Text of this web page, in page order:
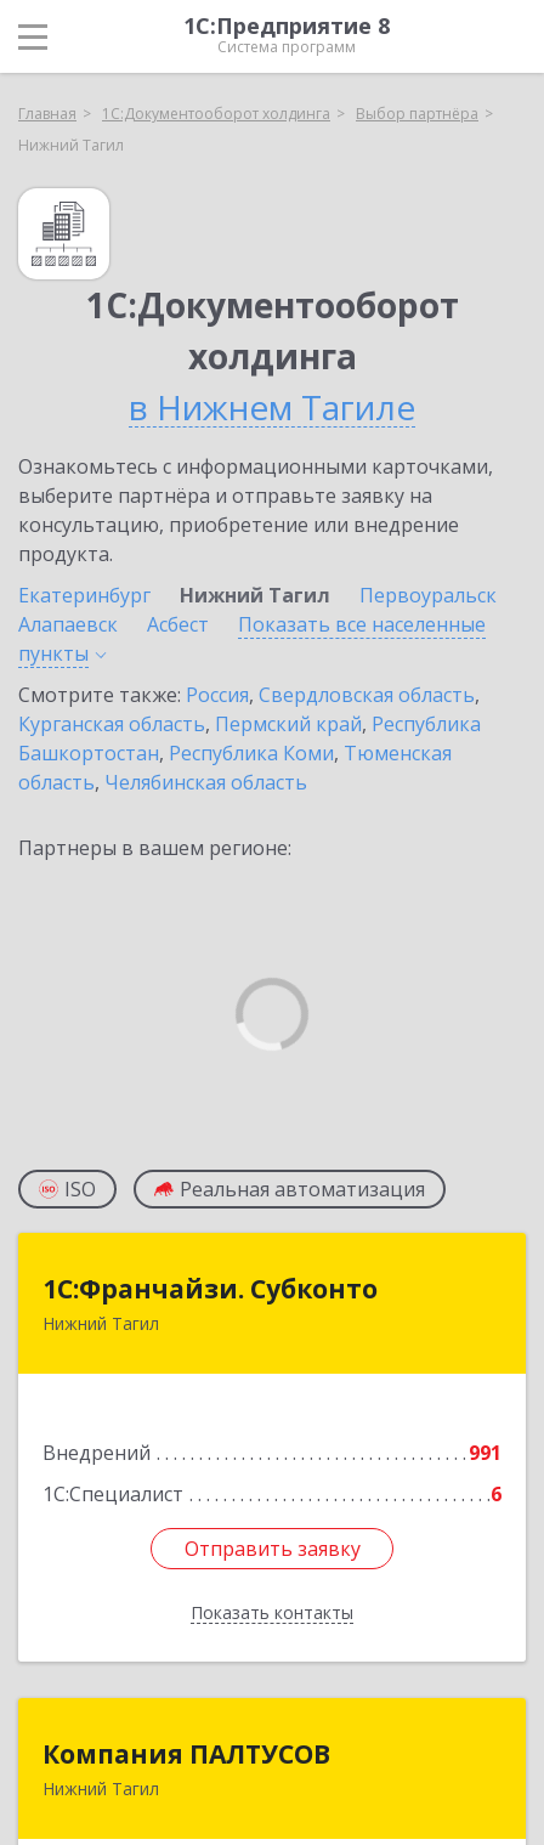
1С:Предприятие 8
Система программ
Главная 1С:Документооборот холдинга
Выбор партнёра
Нижний Тагил
1С:Документооборот
холдинга
в Нижнем Тагиле
Ознакомьтесь с информационными карточками,
выберите партнёра и отправьте заявку на
консультацию, приобретение или внедрение
продукта.
Екатеринбург
Нижний Тагил
Первоуральск
Алапаевск
Асбест
Показать все населенные
пункты
Смотрите также: Россия, Свердловская область,
Курганская область, Пермский край, Республика
Башкортостан, Республика Коми, Тюменская
область, Челябинская область
Партнеры в вашем регионе:
ISO Реальная автоматизация
1С:Франчайзи. Субконто
Нижний Тагил
Внедрений
991
1С:Специалист
6
Отправить заявку
Показать контакты
1С:Франчайзи. Субконто
622034, Свердловская обл, Нижний Тагил г,
Отправить заявку
Назад
Компания ПАЛТУСОВ
Нижний Тагил
622002, Свердловская обл, Нижний Тагил г,